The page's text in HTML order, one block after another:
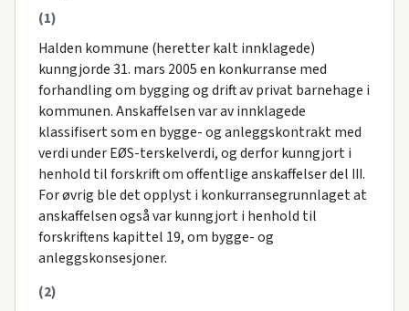
(1)
Halden kommune (heretter kalt innklagede)
kunngjorde 31. mars 2005 en konkurranse med
forhandling om bygging og drift av privat barnehage i
kommunen. Anskaffelsen var av innklagede
klassifisert som en bygge- og anleggskontrakt med
verdi under EØS-terskelverdi, og derfor kunngjort i
henhold til forskrift om offentlige anskaffelser del III.
For øvrig ble det opplyst i konkurransegrunnlaget at
anskaffelsen også var kunngjort i henhold til
forskriftens kapittel 19, om bygge- og
anleggskonsesjoner.
(2)